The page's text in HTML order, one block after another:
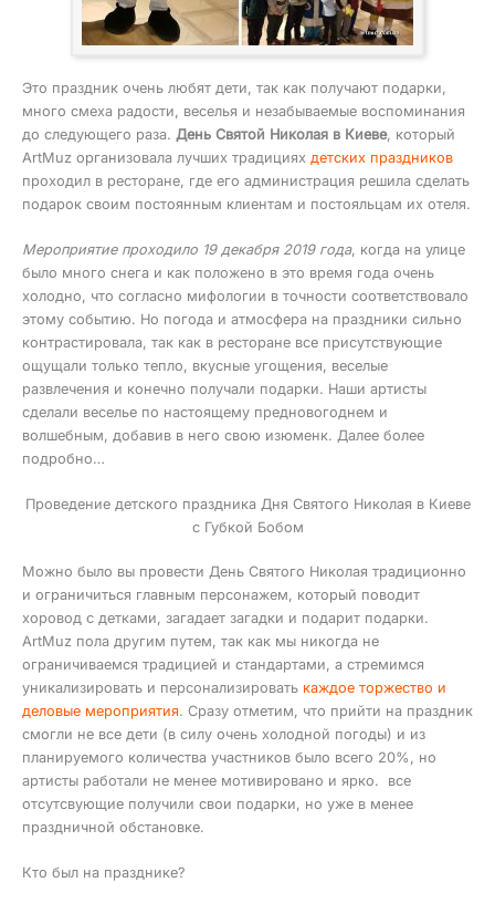
Это праздник очень любят дети, так как получают подарки,
много смеха радости, веселья и незабываемые воспоминания
до следующего раза. День Святой Николая в Киеве, который
ArtMuz организовала лучших традициях детских праздников
проходил в ресторане, где его администрация решила сделать
подарок своим постоянным клиентам и постояльцам их отеля.
Мероприятие проходило 19 декабря 2019 года, когда на улице
было много снега и как положено в это время года очень
холодно, что согласно мифологии в точности соответствовало
этому событию. Но погода и атмосфера на праздники сильно
контрастировала, так как в ресторане все присутствующие
ощущали только тепло, вкусные угощения, веселые
развлечения и конечно получали подарки. Наши артисты
сделали веселье по настоящему предновогоднем и
волшебным, добавив в него свою изюменк. Далее более
подробно…
Проведение детского праздника Дня Святого Николая в Киеве
с Губкой Бобом
Можно было вы провести День Святого Николая традиционно
и ограничиться главным персонажем, который поводит
хоровод с детками, загадает загадки и подарит подарки.
ArtMuz пола другим путем, так как мы никогда не
ограничиваемся традицией и стандартами, а стремимся
уникализировать и персонализировать каждое торжество и
деловые мероприятия. Сразу отметим, что прийти на праздник
смогли не все дети (в силу очень холодной погоды) и из
планируемого количества участников было всего 20%, но
артисты работали не менее мотивировано и ярко. все
отсутсвующие получили свои подарки, но уже в менее
праздничной обстановке.
Кто был на празднике?